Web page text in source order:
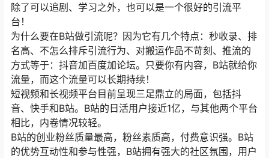
除了可以追剧、学习之外，也可以是一个很好的引流平
台！
为什么要在B站做引流呢？因为它有几个特点：秒收录、排
名高、不怎么排斥引流行为、对搬运作品不苛刻、推流的
方式等于：抖音加百度加论坛。只要你有内容，B站就给你
流量，而这个流量可以长期持续！
短视频和长视频平台目前呈现三足鼎立的局面，包括抖
音、快手和B站。B站的日活用户接近1亿，与其他两个平台
相比，内卷情况较轻。
B站的创业粉丝质量最高，粉丝素质高，付费意识强。B站
的优势互动性和参与性强，B站拥有强大的社区氛围，用户